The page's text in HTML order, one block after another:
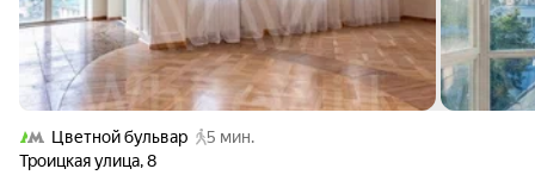
Цветной бульвар
5 мин.
Троицкая улица,8